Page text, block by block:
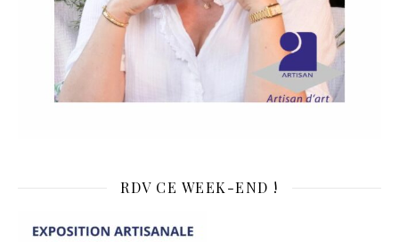
RDV CE WEEK-END !